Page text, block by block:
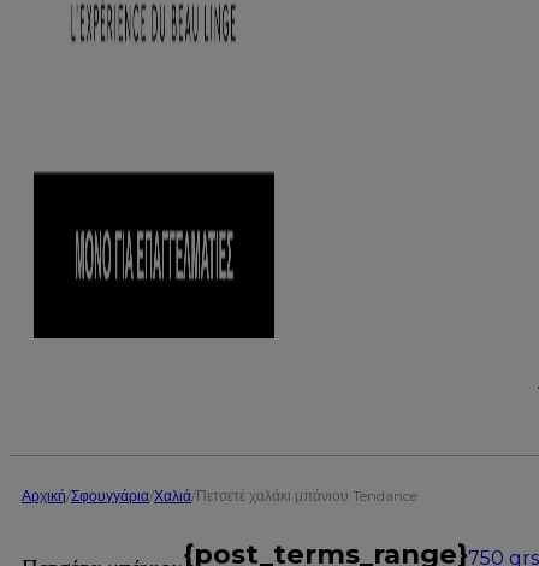
Αρχική/Σφουγγάρια/Χαλιά/Πετσετέ χαλάκι μπάνιου Tendance
{post_terms_range}750